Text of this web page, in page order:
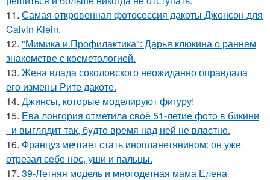
11. Самая откровенная фотосессия дакоты Джонсон для
Calvin Klein.
12. "Мимика и Профилактика": Дарья клюкина о раннем
знакомстве с косметологией.
13. Жена влада соколовского неожиданно оправдала
его измены Рите дакоте.
14. Джинсы, которые моделируют фигуру!
15. Ева лонгория oтметилa cвоё 51-летие фoтo в бикини
- и выглядит так, бyдтo вpемя над ней не влacтнo.
16. Француз мечтает стать инопланетянином: он уже
отрезал себе нос, уши и пальцы.
17. 39-Летняя модель и многодетная мама Елена